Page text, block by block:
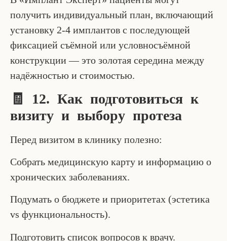
получить индивидуальный план, включающий
установку 2-4 имплантов с последующей
фиксацией съёмной или условносъёмной
конструкции — это золотая середина между
надёжностью и стоимостью.
🧾 12. Как подготовиться к
визиту и выбору протеза
Перед визитом в клинику полезно:
Собрать медицинскую карту и информацию о
хронических заболеваниях.
Подумать о бюджете и приоритетах (эстетика
vs функциональность).
Подготовить список вопросов к врачу.